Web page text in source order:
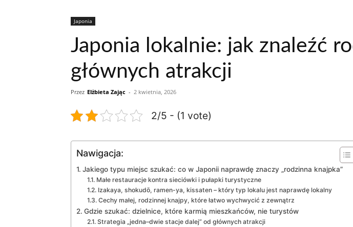
Japonia
Japonia lokalnie: jak znaleźć
głównych atrakcji
Przez Elżbieta Zając - 2 kwietnia, 2026
2/5 - (1 vote)
Nawigacja:
Jakiego typu miejsc szukać: co w Japonii naprawdę znaczy „rodzinna knajpka”
Małe restauracje kontra sieciówki i pułapki turystyczne
Izakaya, shokudō, ramen-ya, kissaten – który typ lokalu jest naprawdę lokalny
Cechy małej, rodzinnej knajpy, które łatwo wychwycić z zewnątrz
Gdzie szukać: dzielnice, które karmią mieszkańców, nie turystów
Strategia „jedna–dwie stacje dalej” od głównych atrakcji